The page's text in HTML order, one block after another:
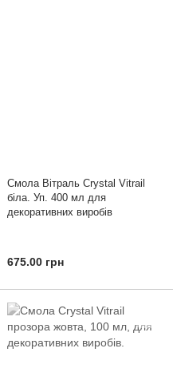
Смола Вітраль Crystal Vitrail
біла. Уп. 400 мл для
декоративних виробів
675.00 грн